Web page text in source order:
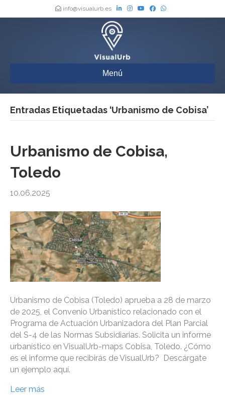
info@visualurb.es
Menú
Entradas Etiquetadas ‘Urbanismo de Cobisa’
Urbanismo de Cobisa,
Toledo
10.06.2025
Urbanismo de Cobisa (Toledo) aprueba a 28 de marzo
de 2025, el Convenio Urbanístico relacionado con el
Programa de Actuación Urbanizadora del Plan Parcial
del S-4 de las Normas Subsidiarias. Solicita un informe
urbanístico en VisualUrb-maps Cobisa, Toledo. ¿Cómo
es el informe que recibirás de VisualUrb? Descárgate
un ejemplo aquí.
Leer más